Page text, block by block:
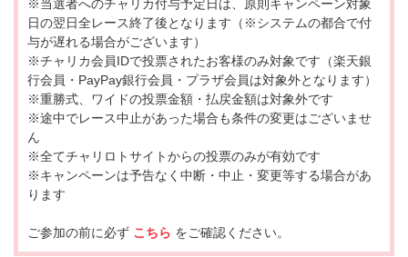
※当選者へのチャリカ付与予定日は、原則キャンペーン対象
日の翌日全レース終了後となります（※システムの都合で付
与が遅れる場合がございます）
※チャリカ会員IDで投票されたお客様のみ対象です（楽天銀
行会員・PayPay銀行会員・プラザ会員は対象外となります）
※重勝式、ワイドの投票金額・払戻金額は対象外です
※途中でレース中止があった場合も条件の変更はございませ
ん
※全てチャリロトサイトからの投票のみが有効です
※キャンペーンは予告なく中断・中止・変更等する場合があ
ります
ご参加の前に必ず こちら をご確認ください。